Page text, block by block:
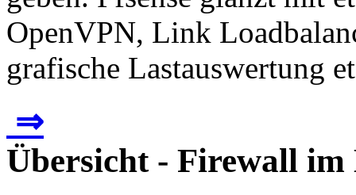
OpenVPN, Link
grafische Lastauswertung
⇒
Übersicht - Firewall im